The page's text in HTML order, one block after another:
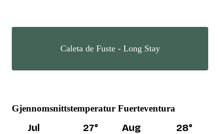
Caleta de Fuste - Long Stay
Gjennomsnittstemperatur Fuerteventura
Jul 27° Aug 28°